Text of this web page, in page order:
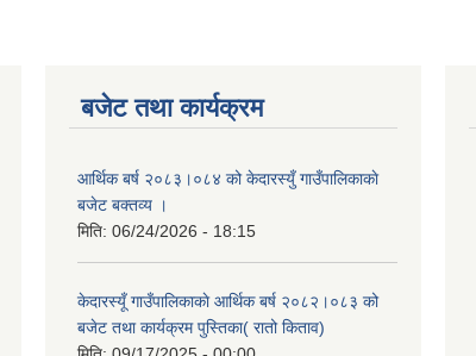
बजेट तथा कार्यक्रम
आर्थिक बर्ष २०८३।०८४ को केदारस्युँ गाउँपालिकाकाे
बजेट बक्तव्य ।
मिति: 06/24/2026 - 18:15
केदारस्यूँ गाउँपालिकाकाे आर्थिक बर्ष २०८२।०८३ को
बजेट तथा कार्यक्रम पुस्तिका( रातो किताव)